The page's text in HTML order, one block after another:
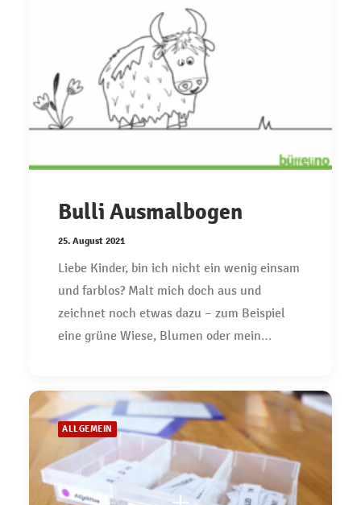
Bulli Ausmalbogen
25. August 2021
Liebe Kinder, bin ich nicht ein wenig einsam
und farblos? Malt mich doch aus und
zeichnet noch etwas dazu – zum Beispiel
eine grüne Wiese, Blumen oder mein…
ALLGEMEIN